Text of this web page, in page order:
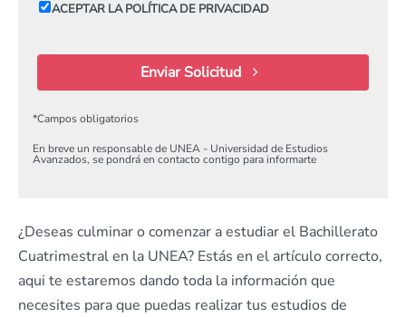
ACEPTAR LA POLÍTICA DE PRIVACIDAD
Enviar Solicitud
*Campos obligatorios
En breve un responsable de UNEA - Universidad de Estudios
Avanzados, se pondrá en contacto contigo para informarte
¿Deseas culminar o comenzar a estudiar el Bachillerato
Cuatrimestral en la UNEA? Estás en el artículo correcto,
aqui te estaremos dando toda la información que
necesites para que puedas realizar tus estudios de